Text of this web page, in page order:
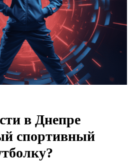
в Днепре
спортивный